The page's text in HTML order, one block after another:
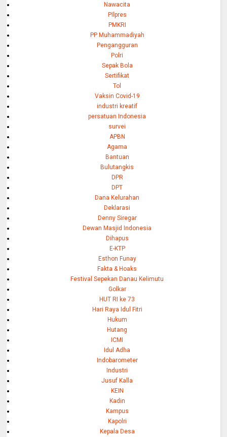
Nawacita
PIlpres
PMKRI
PP Muhammadiyah
Pengangguran
Polri
Sepak Bola
Sertifikat
Tol
Vaksin Covid-19
industri kreatif
persatuan Indonesia
survei
APBN
Agama
Bantuan
Bulutangkis
DPR
DPT
Dana Kelurahan
Deklarasi
Denny Siregar
Dewan Masjid Indonesia
Dihapus
E-KTP
Esthon Funay
Fakta & Hoaks
Festival Sepekan Danau Kelimutu
Golkar
HUT RI ke 73
Hari Raya Idul Fitri
Hukum
Hutang
ICMI
Idul Adha
Indobarometer
Industri
Jusuf Kalla
KEIN
Kadin
Kampus
Kapolri
Kepala Desa